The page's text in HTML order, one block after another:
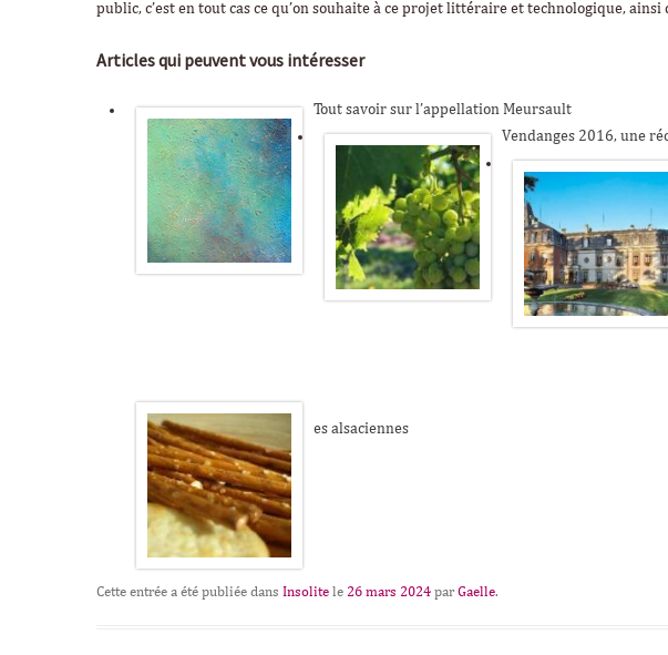
public, c’est en tout cas ce qu’on souhaite à ce projet littéraire et technologique,
Articles qui peuvent vous intéresser
Tout savoir sur l’appellation Meursault
Vendanges 2016, une
es alsaciennes
Cette entrée a été publiée dans Insolite le 26 mars 2024 par Gaelle.